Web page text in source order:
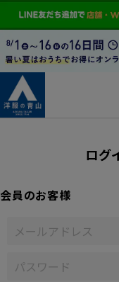
ログ
会員のお客様